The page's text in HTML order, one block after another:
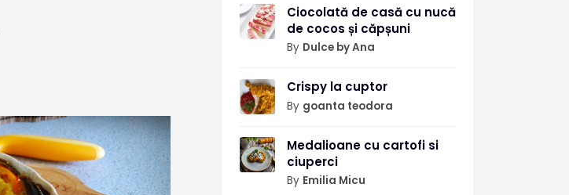
Ciocolată de casă cu nucă
de cocos și căpșuni
By Dulce by Ana
Crispy la cuptor
By goanta teodora
Medalioane cu cartofi si
ciuperci
By Emilia Micu